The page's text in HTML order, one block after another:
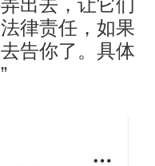
出去，让它们
律责任，如果
告你了。具体